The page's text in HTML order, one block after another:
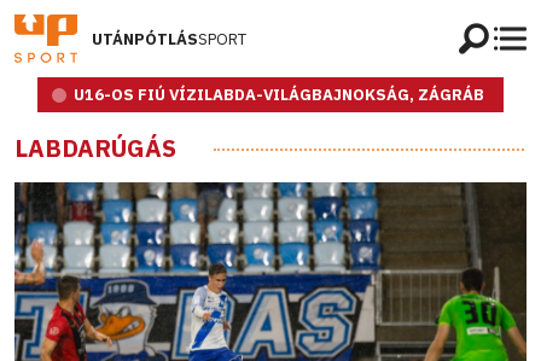
UTÁNPÓTLÁSSPORT
U16-OS FIÚ VÍZILABDA-VILÁGBAJNOKSÁG, ZÁGRÁB
LABDARÚGÁS